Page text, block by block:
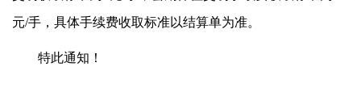
元/手，具体手续费收取标准以结算单为准。
特此通知！